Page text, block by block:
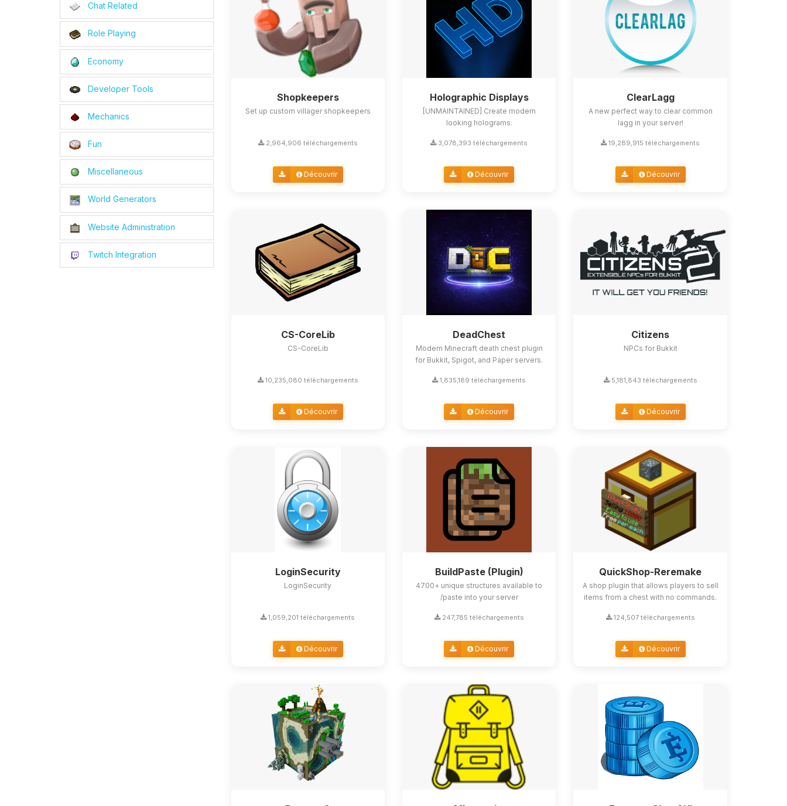
Chat Related
Role Playing
Economy
Developer Tools
Mechanics
Fun
Miscellaneous
World Generators
Website Administration
Twitch Integration
Shopkeepers
Set up custom villager shopkeepers
2,964,906 téléchargements
Découvrir
Holographic Displays
[UNMAINTAINED] Create modern
looking holograms.
3,078,393 téléchargements
Découvrir
ClearLagg
A new perfect way to clear common
lagg in your server!
19,289,915 téléchargements
Découvrir
CS-CoreLib
CS-CoreLib
10,235,080 téléchargements
Découvrir
DeadChest
Modern Minecraft death chest plugin
for Bukkit, Spigot, and Paper servers.
1,835,189 téléchargements
Découvrir
Citizens
NPCs for Bukkit
5,181,843 téléchargements
Découvrir
LoginSecurity
LoginSecurity
1,059,201 téléchargements
Découvrir
BuildPaste (Plugin)
4700+ unique structures available to
/paste into your server
247,785 téléchargements
Découvrir
QuickShop-Reremake
A shop plugin that allows players to sell
items from a chest with no commands.
124,507 téléchargements
Découvrir